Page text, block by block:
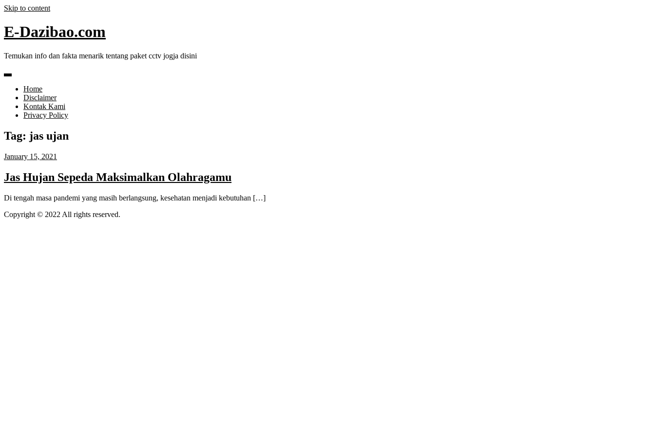
Skip to content
E-Dazibao.com
Temukan info dan fakta menarik tentang paket cctv jogja disini
Home
Disclaimer
Kontak Kami
Privacy Policy
Tag: jas ujan
January 15, 2021
Jas Hujan Sepeda Maksimalkan Olahragamu
Di tengah masa pandemi yang masih berlangsung, kesehatan menjadi kebutuhan […]
Copyright © 2022 All rights reserved.